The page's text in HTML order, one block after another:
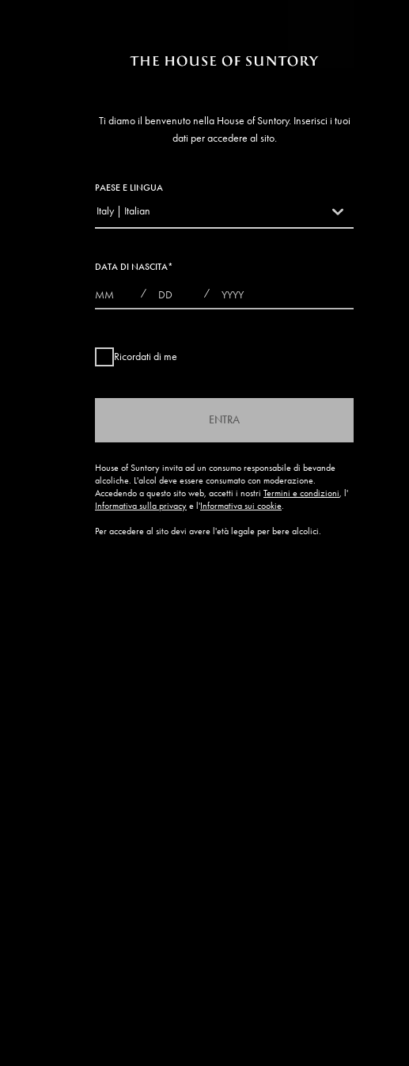
Ti diamo il benvenuto nella House of Suntory. Inserisci i tuoi
dati per accedere al sito.
PAESE E LINGUA
countryDropdown
Italy | Italian
DATA DI NASCITA*
MONTHS
/ DAYS / YEAR
Ricordati di me
ENTRA
House of Suntory invita ad un consumo responsabile di bevande
alcoliche. L'alcol deve essere consumato con moderazione.
Accedendo a questo sito web, accetti i nostri Termini e condizioni, l'
Informativa sulla privacy e l'Informativa sui cookie.
Per accedere al sito devi avere l'età legale per bere alcolici.